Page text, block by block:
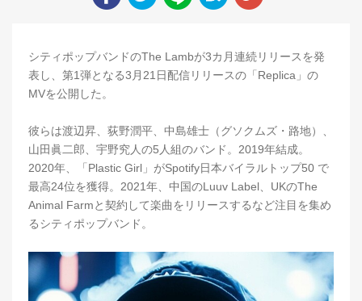
シティポップバンドのThe Lambが3カ月連続リリースを発
表し、第1弾となる3月21日配信リリースの「Replica」の
MVを公開した。
彼らは渡辺昇、荻野潤平、中島雄士（グソクムズ・路地）、
山田眞二郎、宇野究人の5人組のバンド。2019年結成。
2020年、「Plastic Girl」がSpotify日本バイラルトップ50 で
最高24位を獲得。2021年、中国のLuuv Label、UKのThe
Animal Farmと契約して楽曲をリリースするなど注目を集め
るシティポップバンド。